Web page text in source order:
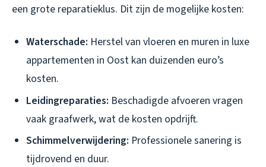
een grote reparatieklus. Dit zijn de mogelijke kosten:
Waterschade: Herstel van vloeren en muren in luxe
appartementen in Oost kan duizenden euro’s
kosten.
Leidingreparaties: Beschadigde afvoeren vragen
vaak graafwerk, wat de kosten opdrijft.
Schimmelverwijdering: Professionele sanering is
tijdrovend en duur.